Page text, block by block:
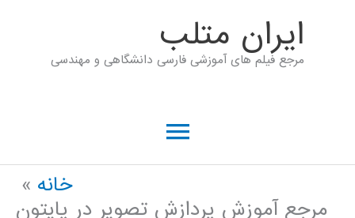
ايران متلب
مرجع فیلم های آموزشی فارسی دانشگاهی و مهندسی
فهرست
خانه
مرجع آموزش پردازش تصویر در پایتون